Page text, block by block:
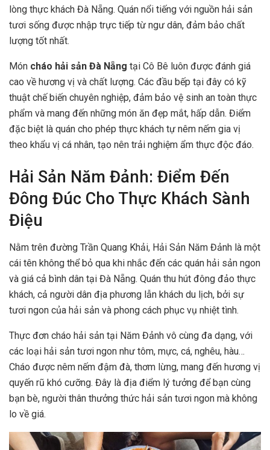
lòng thực khách Đà Nẵng. Quán nổi tiếng với nguồn hải sản
tươi sống được nhập trực tiếp từ ngư dân, đảm bảo chất
lượng tốt nhất.
Món cháo hải sản Đà Nẵng tại Cô Bê luôn được đánh giá
cao về hương vị và chất lượng. Các đầu bếp tại đây có kỹ
thuật chế biến chuyên nghiệp, đảm bảo vệ sinh an toàn thực
phẩm và mang đến những món ăn đẹp mắt, hấp dẫn. Điểm
đặc biệt là quán cho phép thực khách tự nêm nếm gia vị
theo khẩu vị cá nhân, tạo nên trải nghiệm ẩm thực độc đáo.
Hải Sản Năm Đảnh: Điểm Đến
Đông Đúc Cho Thực Khách Sành
Điệu
Nằm trên đường Trần Quang Khải, Hải Sản Năm Đảnh là một
cái tên không thể bỏ qua khi nhắc đến các quán hải sản ngon
và giá cả bình dân tại Đà Nẵng. Quán thu hút đông đảo thực
khách, cả người dân địa phương lẫn khách du lịch, bởi sự
tươi ngon của hải sản và phong cách phục vụ nhiệt tình.
Thực đơn cháo hải sản tại Năm Đảnh vô cùng đa dạng, với
các loại hải sản tươi ngon như tôm, mực, cá, nghêu, hàu…
Cháo được nêm nếm đậm đà, thơm lừng, mang đến hương vị
quyến rũ khó cưỡng. Đây là địa điểm lý tưởng để bạn cùng
bạn bè, người thân thưởng thức hải sản tươi ngon mà không
lo về giá.